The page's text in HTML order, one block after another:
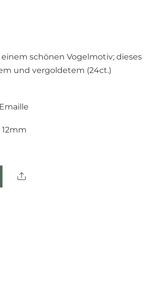
schönen Vogelmotiv; dieses
und vergoldetem (24ct.)
12mm
Share